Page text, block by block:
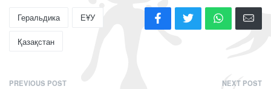
Геральдика ЕҰУ
Қазақстан
PREVIOUS POST NEXT POST